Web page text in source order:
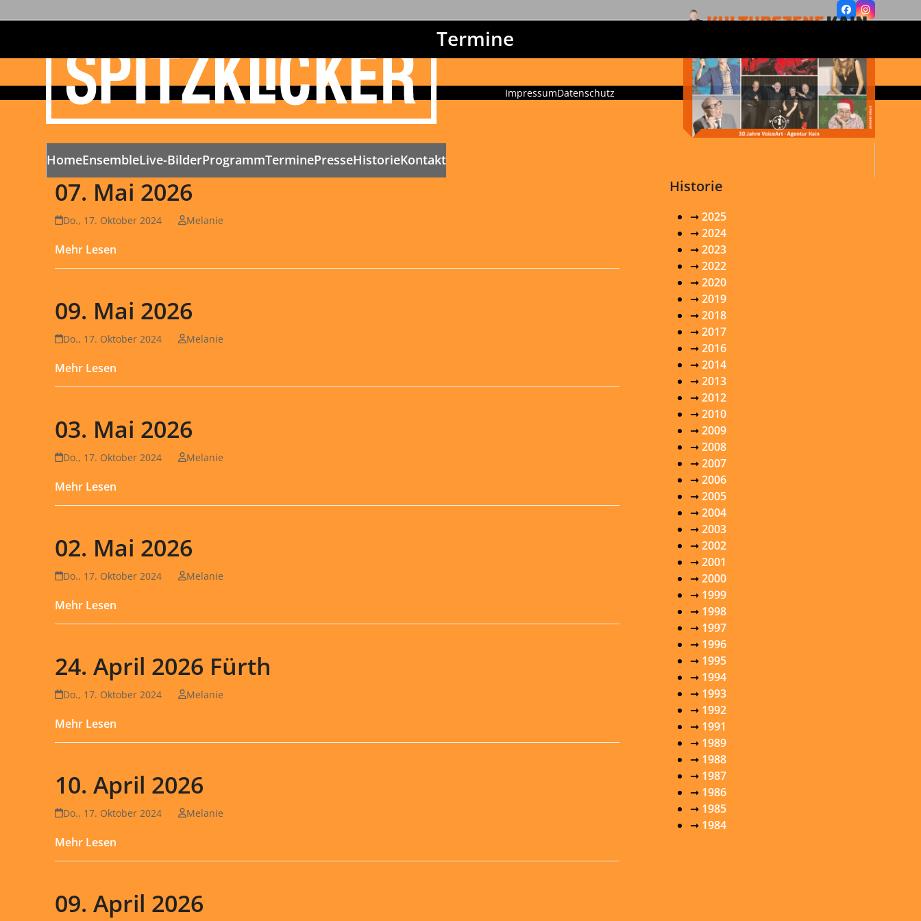
FacebookInstagram
HomeEnsembleLive-BilderProgrammTerminePresseHistorieKontakt
Termine
07. Mai 2026
Do., 17. Oktober 2024 Melanie
Mehr Lesen
09. Mai 2026
Do., 17. Oktober 2024 Melanie
Mehr Lesen
03. Mai 2026
Do., 17. Oktober 2024 Melanie
Mehr Lesen
02. Mai 2026
Do., 17. Oktober 2024 Melanie
Mehr Lesen
24. April 2026 Fürth
Do., 17. Oktober 2024 Melanie
Mehr Lesen
10. April 2026
Do., 17. Oktober 2024 Melanie
Mehr Lesen
09. April 2026
Historie
➞2025
➞2024
➞2023
➞2022
➞2020
➞2019
➞2018
➞2017
➞2016
➞2014
➞2013
➞2012
➞2010
➞2009
➞2008
➞2007
➞2006
➞2005
➞2004
➞2003
➞2002
➞2001
➞2000
➞ 1999
➞ 1998
➞ 1997
➞ 1996
➞ 1995
➞ 1994
➞ 1993
➞ 1992
➞ 1991
➞ 1989
➞ 1988
➞ 1987
➞ 1986
➞ 1985
➞ 1984
ImpressumDatenschutz